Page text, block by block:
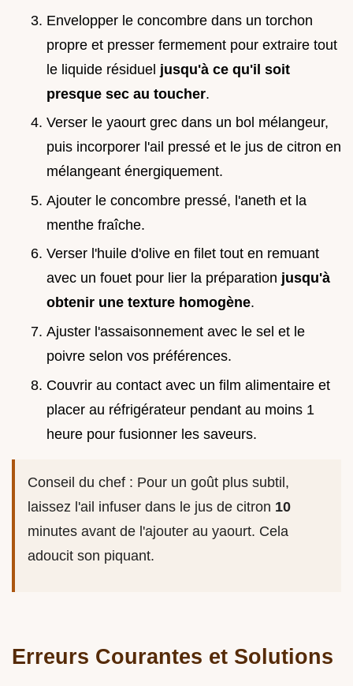
Envelopper le concombre dans un torchon
propre et presser fermement pour extraire tout
le liquide résiduel jusqu'à ce qu'il soit
presque sec au toucher.
Verser le yaourt grec dans un bol mélangeur,
puis incorporer l'ail pressé et le jus de citron en
mélangeant énergiquement.
Ajouter le concombre pressé, l'aneth et la
menthe fraîche.
Verser l'huile d'olive en filet tout en remuant
avec un fouet pour lier la préparation jusqu'à
obtenir une texture homogène.
Ajuster l'assaisonnement avec le sel et le
poivre selon vos préférences.
Couvrir au contact avec un film alimentaire et
placer au réfrigérateur pendant au moins 1
heure pour fusionner les saveurs.
Conseil du chef : Pour un goût plus subtil,
laissez l'ail infuser dans le jus de citron 10
minutes avant de l'ajouter au yaourt. Cela
adoucit son piquant.
Erreurs Courantes et Solutions